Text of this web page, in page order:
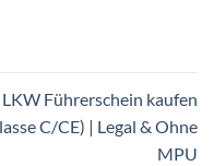
LKW Führerschein kaufen
C/CE) | Legal & Ohne
MPU